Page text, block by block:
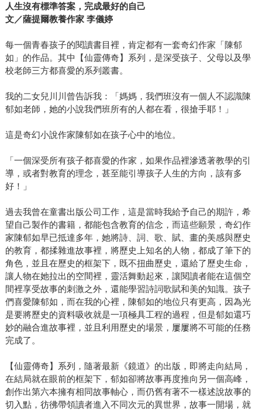
人生沒有標準答案，完成最好的自己
文／薩提爾教養作家 李儀婷
每一個青春孩子的閱讀書目裡，肯定都有一套奇幻作家「陳郁
如」的作品。其中【仙靈傳奇】系列，是深受孩子、父母以及學
校老師三方都喜愛的系列叢書。
我的二女兒川川曾告訴我：「媽媽，我們班沒有一個人不認識陳
郁如老師，她的小說我們班所有的人都在看，很搶手耶！」
這是奇幻小說作家陳郁如在孩子心中的地位。
「一個深受所有孩子都喜愛的作家，如果作品裡滲透著教學的引
導，或者對教育的理念，甚至能引導孩子人生的方向，該有多
好！」
過去我曾在童書出版公司工作，這是當時我給予自己的期許，希
望自己製作的書籍，都能包含教育的信念，而這些願景，奇幻作
家陳郁如早已抵達多年，她將詩、詞、歌、賦、畫的美感與歷史
的教育，都揉雜進故事裡，將歷史上知名的人物，都成了筆下的
角色，並且在歷史的框架下，既不扭曲歷史，還給了歷史生命，
讓人物在她拉出的空間裡，靈活舞動起來，讓閱讀者能在這個空
間裡享受故事的刺激之外，還能學習詩詞歌賦和美的知識。孩子
們喜愛陳郁如，而在我的心裡，陳郁如的地位只有更高，因為光
是要將歷史的資料吸收就是一項極具工程的過程，但是郁如還巧
妙的融合進故事裡，並且利用歷史的場景，屢屢將不可能的任務
完成了。
【仙靈傳奇】系列，隨著最新《鏡道》的出版，即將走向結局，
在結局就在眼前的框架下，郁如卻將故事再度推向另一個高峰，
創作出第六本擁有相同故事軸心，而仍舊有著不一樣述說故事的
切入點，彷彿帶領讀者進入不同次元的異世界，故事一開場，就